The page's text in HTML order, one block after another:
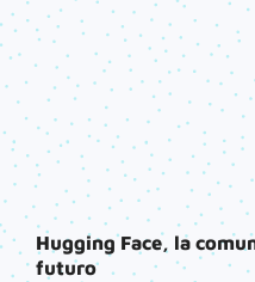
Hugging Face, la
futuro